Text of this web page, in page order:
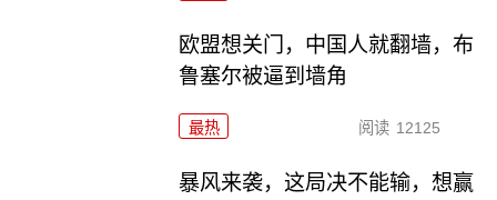
欧盟想关门，中国人就翻墙，布
鲁塞尔被逼到墙角
最热 阅读 12125
暴风来袭，这局决不能输，想赢